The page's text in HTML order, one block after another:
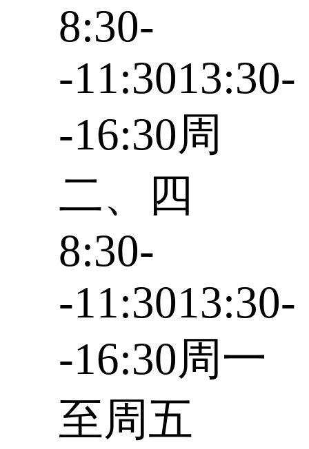
8:30-
-11:3013:30-
-16:30周
二、四
8:30-
-11:3013:30-
-16:30周一
至周五